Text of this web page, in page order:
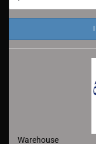
Warehouse